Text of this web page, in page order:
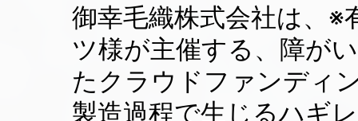
御幸毛織株式会社は、※
ツ様が主催する、障が
たクラウドファンディ
製造過程で生じるハギ